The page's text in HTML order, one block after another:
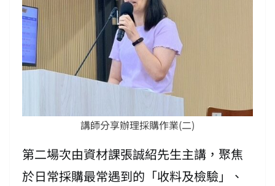
講師分享辦理採購作業(二)
第二場次由資材課張誠紹先生主講，聚焦
於日常採購最常遇到的「收料及檢驗」、